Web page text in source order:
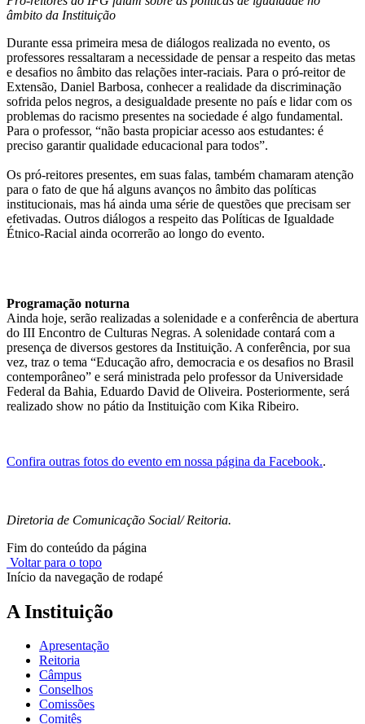
âmbito da Instituição
Durante essa primeira mesa de diálogos realizada no evento, os
professores ressaltaram a necessidade de pensar a respeito das metas
e desafios no âmbito das relações inter-raciais. Para o pró-reitor de
Extensão, Daniel Barbosa, conhecer a realidade da discriminação
sofrida pelos negros, a desigualdade presente no país e lidar com os
problemas do racismo presentes na sociedade é algo fundamental.
Para o professor, “não basta propiciar acesso aos estudantes: é
preciso garantir qualidade educacional para todos”.
Os pró-reitores presentes, em suas falas, também chamaram atenção
para o fato de que há alguns avanços no âmbito das políticas
institucionais, mas há ainda uma série de questões que precisam ser
efetivadas. Outros diálogos a respeito das Políticas de Igualdade
Étnico-Racial ainda ocorrerão ao longo do evento.
Programação noturna
Ainda hoje, serão realizadas a solenidade e a conferência de abertura
do III Encontro de Culturas Negras. A solenidade contará com a
presença de diversos gestores da Instituição. A conferência, por sua
vez, traz o tema “Educação afro, democracia e os desafios no Brasil
contemporâneo” e será ministrada pelo professor da Universidade
Federal da Bahia, Eduardo David de Oliveira. Posteriormente, será
realizado show no pátio da Instituição com Kika Ribeiro.
Confira outras fotos do evento em nossa página da Facebook..
Diretoria de Comunicação Social/ Reitoria.
Fim do conteúdo da página
Voltar para o topo
Início da navegação de rodapé
A Instituição
Apresentação
Reitoria
Câmpus
Conselhos
Comissões
Comitês